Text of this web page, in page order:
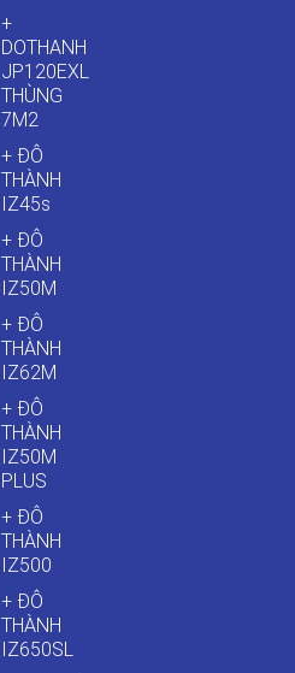
+
DOTHANH
JP120EXL
THÙNG
7M2
+ ĐÔ
THÀNH
IZ45s
+ ĐÔ
THÀNH
IZ50M
+ ĐÔ
THÀNH
IZ62M
+ ĐÔ
THÀNH
IZ50M
PLUS
+ ĐÔ
THÀNH
IZ500
+ ĐÔ
THÀNH
IZ650SL